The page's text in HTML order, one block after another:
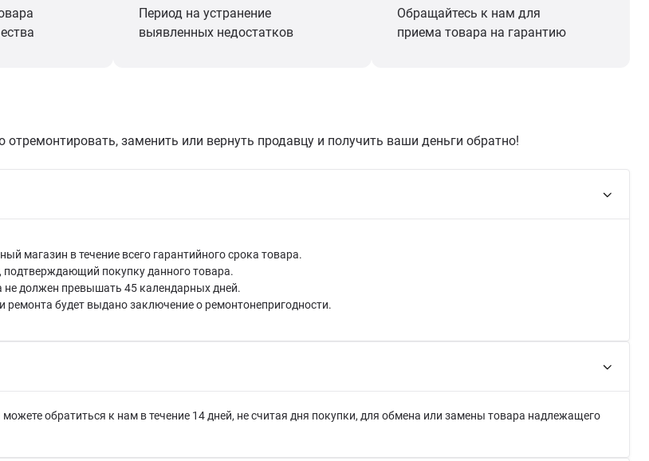
Период на устранение
выявленных недостатков
Обращайтесь к нам для
приема товара на гарантию
заменить или вернуть продавцу и получить ваши деньги обратно!
магазин в течение всего гарантийного срока товара.
подтверждающий покупку данного товара.
не должен превышать 45 календарных дней.
ремонта будет выдано заключение о ремонтонепригодности.
обратиться к нам в течение 14 дней, не считая дня покупки, для обмена или замены товара надлежащего